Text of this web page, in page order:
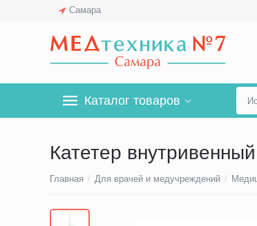
Самара
Каталог товаров
Катетер
Главная / Для врачей и медучреждений /